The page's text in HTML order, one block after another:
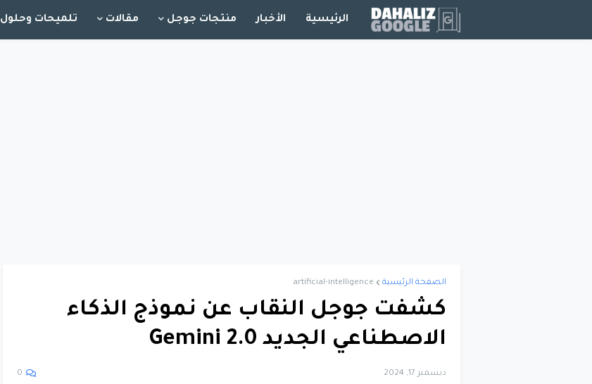
الرئيسية الأخبار منتجات جوجل مقالات تلميحات وحلول
الصفحة الرئيسية artificial-intelligence
كشفت جوجل النقاب عن نموذج الذكاء
الاصطناعي الجديد Gemini 2.0
ديسمبر 17, 2024 0